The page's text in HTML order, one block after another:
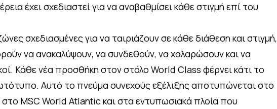
έχει σχεδιαστεί για να αναβαθμίσει κάθε στιγμή επί του
σχεδιασμένες για να ταιριάζουν σε κάθε διάθεση και στιγμή,
να ανακαλύψουν, να συνδεθούν, να χαλαρώσουν και να
Κάθε νέα προσθήκη στον στόλο World Class φέρνει κάτι το
Αυτό το πνεύμα συνεχούς εξέλιξης αποτυπώνεται στο
MSC World Atlantic και στα εντυπωσιακά πλοία που